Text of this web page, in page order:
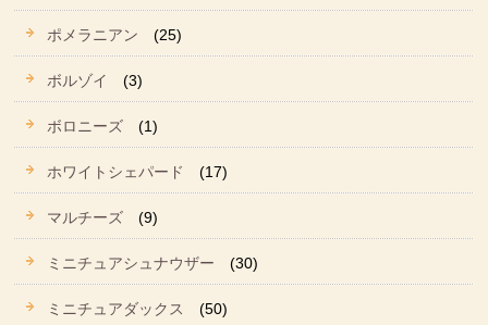
ポメラニアン (25)
ボルゾイ (3)
ボロニーズ (1)
ホワイトシェパード (17)
マルチーズ (9)
ミニチュアシュナウザー (30)
ミニチュアダックス (50)